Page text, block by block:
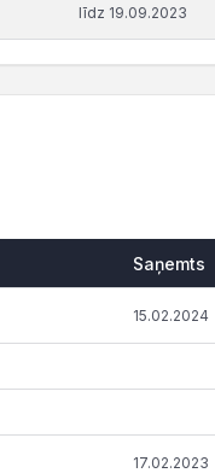
līdz 19.09.2023
Saņemts
15.02.2024
17.02.2023